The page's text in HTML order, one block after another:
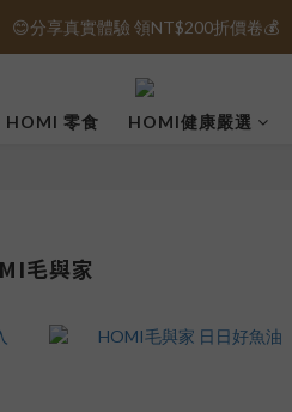
保健品免運｜全館滿1000元免運 🚚
😊分享真實體驗 領NT$200折價卷💰
保健品免運｜全館滿1000元免運 🚚
HOMI 零食 HOMI健康嚴選
毛與家